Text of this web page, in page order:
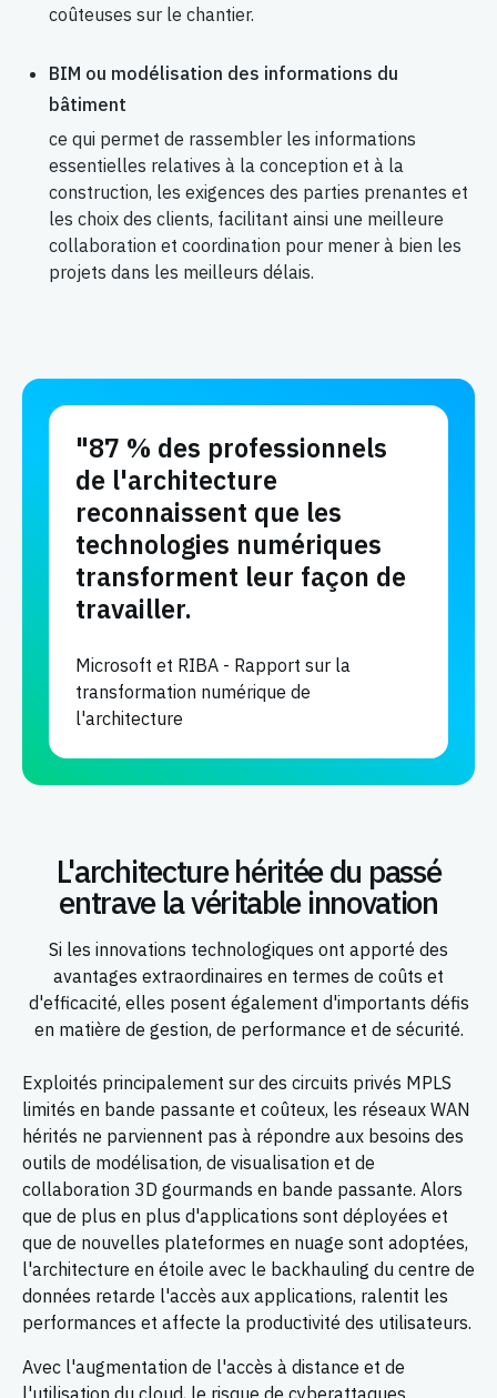
coûteuses sur le chantier.
BIM ou modélisation des informations du
bâtiment
ce qui permet de rassembler les informations
essentielles relatives à la conception et à la
construction, les exigences des parties prenantes et
les choix des clients, facilitant ainsi une meilleure
collaboration et coordination pour mener à bien les
projets dans les meilleurs délais.
"87 % des professionnels
de l'architecture
reconnaissent que les
technologies numériques
transforment leur façon de
travailler.
Microsoft et RIBA - Rapport sur la
transformation numérique de
l'architecture
L'architecture héritée du passé
entrave la véritable innovation
Si les innovations technologiques ont apporté des
avantages extraordinaires en termes de coûts et
d'efficacité, elles posent également d'importants défis
en matière de gestion, de performance et de sécurité.
Exploités principalement sur des circuits privés MPLS
limités en bande passante et coûteux, les réseaux WAN
hérités ne parviennent pas à répondre aux besoins des
outils de modélisation, de visualisation et de
collaboration 3D gourmands en bande passante. Alors
que de plus en plus d'applications sont déployées et
que de nouvelles plateformes en nuage sont adoptées,
l'architecture en étoile avec le backhauling du centre de
données retarde l'accès aux applications, ralentit les
performances et affecte la productivité des utilisateurs.
Avec l'augmentation de l'accès à distance et de
l'utilisation du cloud, le risque de cyberattaques